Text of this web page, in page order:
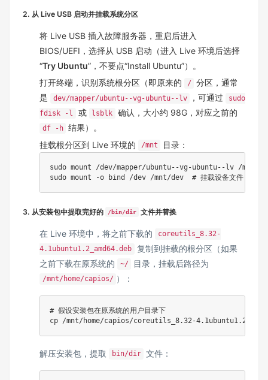
2. 从 Live USB 启动并挂载系统分区
将 Live USB 插入故障服务器，重启后进入
BIOS/UEFI，选择从 USB 启动（进入 Live 环境后选择
“Try Ubuntu”，不要点“Install Ubuntu”）。
打开终端，识别系统根分区（即原来的
/ 分区，通常
是
dev/mapper/ubuntu--vg-ubuntu--lv ，可通过
sudo
fdisk -l
或 lsblk 确认，大小约 98G，对应之前的
df -h 结果）。
挂载根分区到 Live 环境的
/mnt 目录：
sudo mount /dev/mapper/ubuntu--vg-ubuntu--lv /mnt
sudo mount -o bind /dev /mnt/dev # 挂载设备文件，确保
3. 从安装包中提取完好的 /bin/dir 文件并替换
在 Live 环境中，将之前下载的
coreutils_8.32-
4.1ubuntu1.2_amd64.deb
复制到挂载的根分区（如果
之前下载在原系统的
~/ 目录，挂载后路径为
/mnt/home/capios/ ）：
# 假设安装包在原系统的用户目录下
cp /mnt/home/capios/coreutils_8.32-
解压安装包，提取 bin/dir 文件：